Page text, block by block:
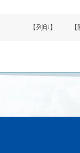
【列印】